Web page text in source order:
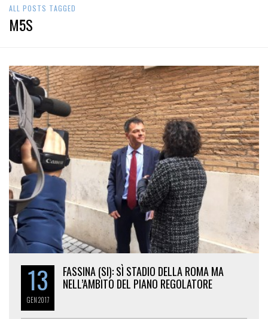
M5S
13
GEN 2017
FASSINA (SI): SÌ STADIO DELLA ROMA MA
NELL’AMBITO DEL PIANO REGOLATORE